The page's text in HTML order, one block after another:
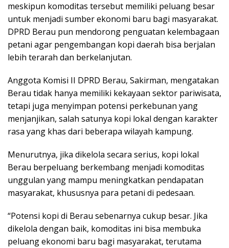
meskipun komoditas tersebut memiliki peluang besar
untuk menjadi sumber ekonomi baru bagi masyarakat.
DPRD Berau pun mendorong penguatan kelembagaan
petani agar pengembangan kopi daerah bisa berjalan
lebih terarah dan berkelanjutan.
Anggota Komisi II DPRD Berau, Sakirman, mengatakan
Berau tidak hanya memiliki kekayaan sektor pariwisata,
tetapi juga menyimpan potensi perkebunan yang
menjanjikan, salah satunya kopi lokal dengan karakter
rasa yang khas dari beberapa wilayah kampung.
Menurutnya, jika dikelola secara serius, kopi lokal
Berau berpeluang berkembang menjadi komoditas
unggulan yang mampu meningkatkan pendapatan
masyarakat, khususnya para petani di pedesaan.
“Potensi kopi di Berau sebenarnya cukup besar. Jika
dikelola dengan baik, komoditas ini bisa membuka
peluang ekonomi baru bagi masyarakat, terutama